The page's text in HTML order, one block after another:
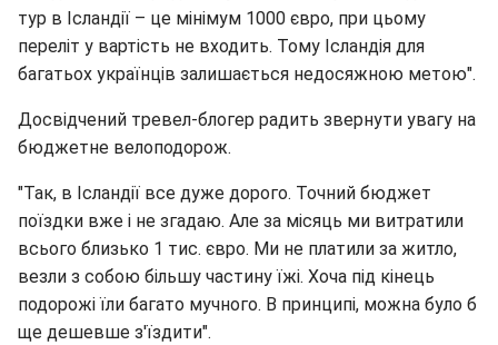
тур в Ісландії – це мінімум 1000 євро, при цьому
переліт у вартість не входить. Тому Ісландія для
багатьох українців залишається недосяжною метою".
Досвідчений тревел-блогер радить звернути увагу на
бюджетне велоподорож.
"Так, в Ісландії все дуже дорого. Точний бюджет
поїздки вже і не згадаю. Але за місяць ми витратили
всього близько 1 тис. євро. Ми не платили за житло,
везли з собою більшу частину їжі. Хоча під кінець
подорожі їли багато мучного. В принципі, можна було б
ще дешевше з'їздити".